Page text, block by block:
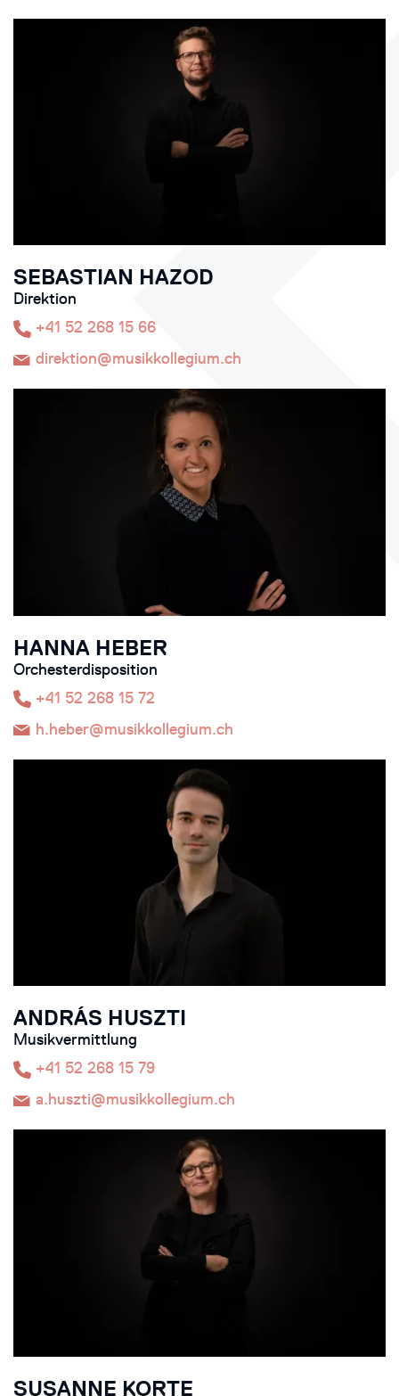
SEBASTIAN HAZOD
Direktion
+41 52 268 15 66
direktion@musikkollegium.ch
HANNA HEBER
Orchesterdisposition
+41 52 268 15 72
h.heber@musikkollegium.ch
ANDRÁS HUSZTI
Musikvermittlung
+41 52 268 15 79
a.huszti@musikkollegium.ch
SUSANNE KORTE